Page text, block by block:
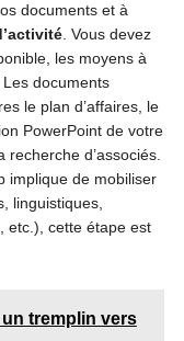
documents et à
. Vous devez
les moyens à
documents
le plan d’affaires, le
PowerPoint de votre
d’associés.
implique de mobiliser
linguistiques,
etc.), cette étape est
tremplin vers